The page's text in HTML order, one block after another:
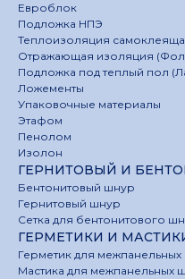
Евроблок
Подложка НПЭ
Теплоизоляция
Отражающая изоляция
Подложка под теплый пол
Ложементы
Упаковочные материалы
Этафом
Пенолом
Изолон
ГЕРНИТОВЫЙ И
Бентонитовый шнур
Гернитовый шнур
Сетка для бентонитового
ГЕРМЕТИКИ И
Герметик для
Мастика для межпанельных